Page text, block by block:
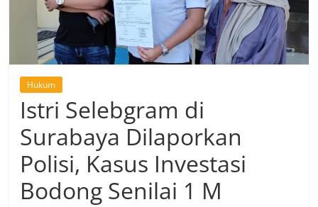
Hukum
Istri Selebgram di
Surabaya Dilaporkan
Polisi, Kasus Investasi
Bodong Senilai 1 M